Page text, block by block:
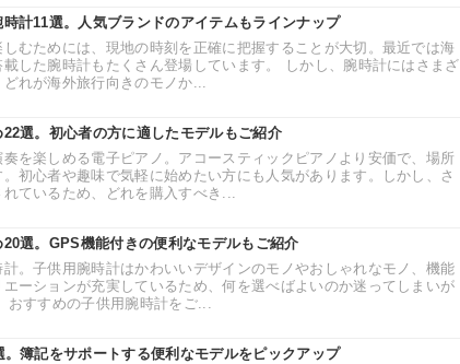
計11選。人気ブランドのアイテムもラインナップ
むためには、現地の時刻を正確に把握することが大切。最近では海
した腕時計もたくさん登場しています。 しかし、腕時計にはさまざ
れが海外旅行向きのモノか...
選。初心者の方に適したモデルもご紹介
を楽しめる電子ピアノ。アコースティックピアノより安価で、場所
初心者や趣味で気軽に始めたい方にも人気があります。しかし、さ
ているため、どれを購入すべき...
選。GPS機能付きの便利なモデルもご紹介
。子供用腕時計はかわいいデザインのモノやおしゃれなモノ、機能
ーションが充実しているため、何を選べばよいのか迷ってしまいが
すすめの子供用腕時計をご...
簿記をサポートする便利なモデルをピックアップ